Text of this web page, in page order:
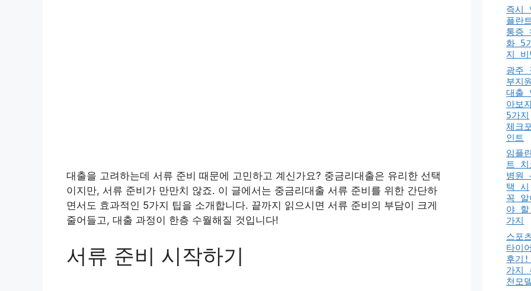
대출을 고려하는데 서류 준비 때문에 고민하고 계신가요? 중금리대출은 유리한 선택
이지만, 서류 준비가 만만치 않죠. 이 글에서는 중금리대출 서류 준비를 위한 간단하
면서도 효과적인 5가지 팁을 소개합니다. 끝까지 읽으시면 서류 준비의 부담이 크게
줄어들고, 대출 과정이 한층 수월해질 것입니다!
서류 준비 시작하기
즉시
플란
통증
화 5
지 비
광주
부지원
대출
아보
5가지
체크포
인트
임플
트 치
병원
택 시
꼭 알
야
가지
스포
타이어
후기
가지
천모델